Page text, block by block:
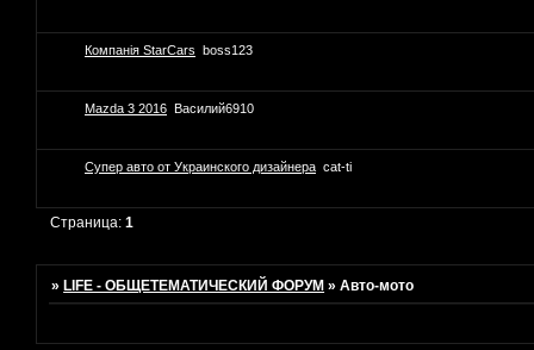
Компанія StarCars boss123
Mazda 3 2016 Василий6910
Супер авто от Украинского дизайнера cat-ti
Страница:1
»LIFE - ОБЩЕТЕМАТИЧЕСКИЙ ФОРУМ »Авто-мото